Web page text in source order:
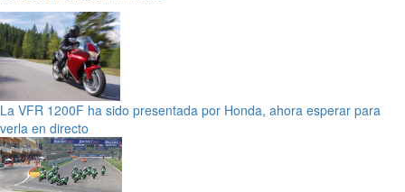
La VFR 1200F ha sido presentada por Honda, ahora esperar para
verla en directo